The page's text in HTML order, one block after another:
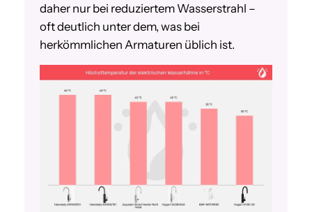
daher nur bei reduziertem Wasserstrahl –
oft deutlich unter dem, was bei
herkömmlichen Armaturen üblich ist.